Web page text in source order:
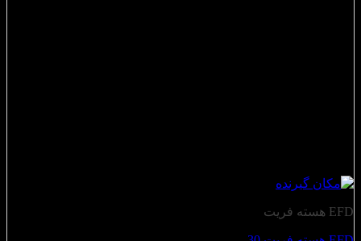
EFD هسته فریت